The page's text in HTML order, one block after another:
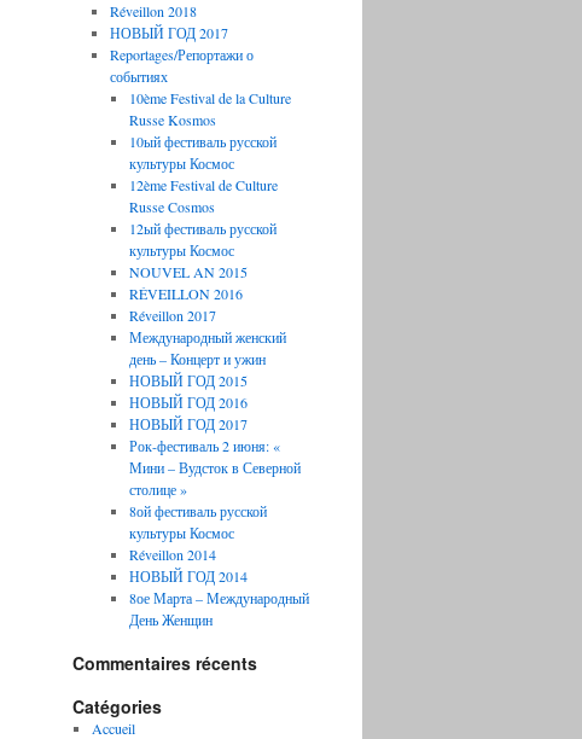
Réveillon 2018
НОВЫЙ ГОД 2017
Reportages/Репортажи о
событиях
10ème Festival de la Culture
Russe Kosmos
10ый фестиваль русской
культуры Космос
12ème Festival de Culture
Russe Cosmos
12ый фестиваль русской
культуры Космос
NOUVEL AN 2015
RÉVEILLON 2016
Réveillon 2017
Международный женский
день – Концерт и ужин
НОВЫЙ ГОД 2015
НОВЫЙ ГОД 2016
НОВЫЙ ГОД 2017
Рок-фестиваль 2 июня: «
Мини – Вудсток в Северной
столице »
8ой фестиваль русской
культуры Космос
Réveillon 2014
НОВЫЙ ГОД 2014
8ое Марта – Международный
День Женщин
Commentaires récents
Catégories
Accueil